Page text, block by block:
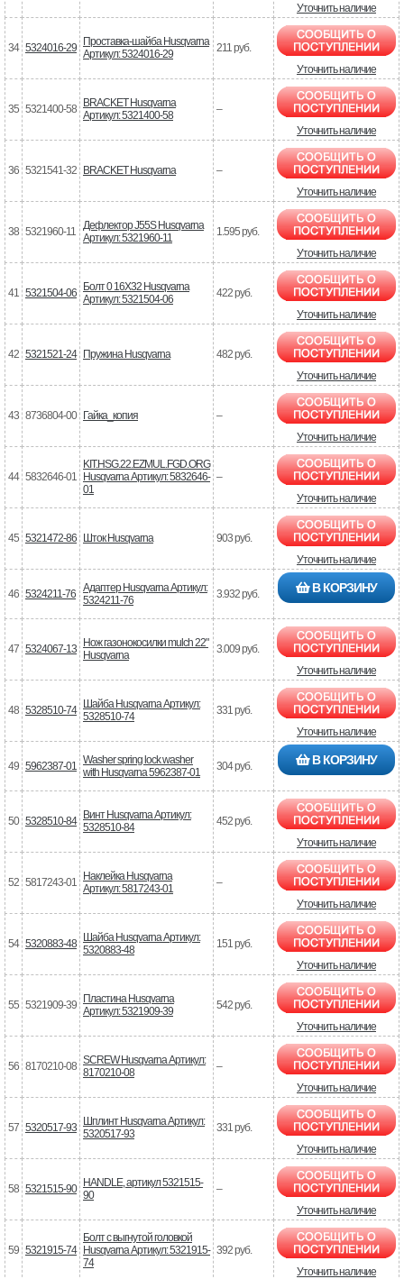
Уточнить наличие
34 5324016-29 Проставка-шайба Husqvarna
Артикул: 5324016-29
211 руб.
Уточнить наличие
35 5321400-58 BRACKET Husqvarna
Артикул: 5321400-58
–
Уточнить наличие
36 5321541-32 BRACKET Husqvarna
–
Уточнить наличие
38 5321960-11 Дефлектор J55S Husqvarna
Артикул: 5321960-11
1.595 руб.
Уточнить наличие
41 5321504-06 Болт 0 16X32 Husqvarna
Артикул: 5321504-06
422 руб.
Уточнить наличие
42 5321521-24 Пружина Husqvarna
482 руб.
Уточнить наличие
43 8736804-00 Гайка_копия
–
Уточнить наличие
44 5832646-01
KIT.HSG.22.EZMUL.FGD.ORG
Husqvarna Артикул: 5832646-
01
–
Уточнить наличие
45 5321472-86 Шток Husqvarna
903 руб.
Уточнить наличие
46 5324211-76 Адаптер Husqvarna Артикул:
5324211-76
3.932 руб. В КОРЗИНУ
47 5324067-13 Нож газонокосилки mulch 22"
Husqvarna
3.009 руб.
Уточнить наличие
48 5328510-74 Шайба Husqvarna Артикул:
5328510-74
331 руб.
Уточнить наличие
49 5962387-01 Washer spring lock washer
with Husqvarna 5962387-01
304 руб. В КОРЗИНУ
50 5328510-84 Винт Husqvarna Артикул:
5328510-84
452 руб.
Уточнить наличие
52 5817243-01 Наклейка Husqvarna
Артикул: 5817243-01
–
Уточнить наличие
54 5320883-48 Шайба Husqvarna Артикул:
5320883-48
151 руб.
Уточнить наличие
55 5321909-39 Пластина Husqvarna
Артикул: 5321909-39
542 руб.
Уточнить наличие
56 8170210-08 SCREW Husqvarna Артикул:
8170210-08
–
Уточнить наличие
57 5320517-93 Шплинт Husqvarna Артикул:
5320517-93
331 руб.
Уточнить наличие
58 5321515-90 HANDLE, артикул 5321515-
90
–
Уточнить наличие
59 5321915-74
Болт с выгнутой головкой
Husqvarna Артикул: 5321915-
74
392 руб.
Уточнить наличие